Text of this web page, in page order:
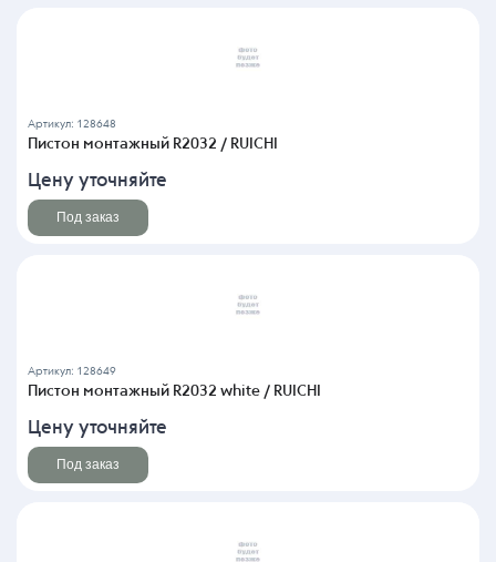
Артикул: 128648
Пистон монтажный R2032 / RUICHI
Цену уточняйте
Под заказ
Артикул: 128649
Пистон монтажный R2032 white / RUICHI
Цену уточняйте
Под заказ